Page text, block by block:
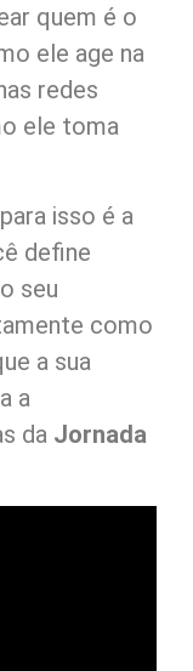
quem é o
ele age na
redes
ele toma
isso é a
define
seu
como
a sua
a
da Jornada